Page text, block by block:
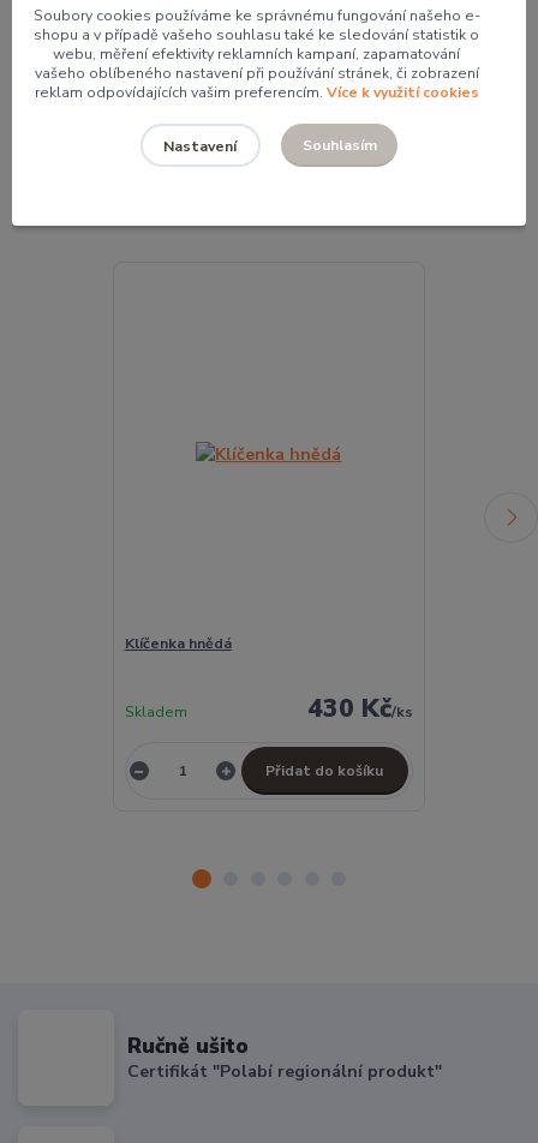
Mgr. Pavlína Kordíková
+420 774 062 005
pavla@pocketdesign.cz
Klíčenka hnědá
430 Kč/ks
Skladem
Přidat do košíku
Ručně ušito
Certifikát "Polabí regionální produkt"
Soubory cookies používáme ke správnému fungování našeho e-
shopu a v případě vašeho souhlasu také ke sledování statistik o
webu, měření efektivity reklamních kampaní, zapamatování
vašeho oblíbeného nastavení při používání stránek, či zobrazení
reklam odpovídajících vašim preferencím. Více k využití cookies
Nastavení Souhlasím